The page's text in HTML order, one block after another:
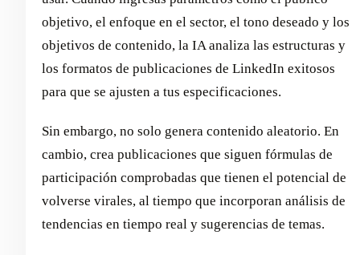
objetivo, el enfoque en el sector, el tono deseado y los
objetivos de contenido, la IA analiza las estructuras y
los formatos de publicaciones de LinkedIn exitosos
para que se ajusten a tus especificaciones.
Sin embargo, no solo genera contenido aleatorio. En
cambio, crea publicaciones que siguen fórmulas de
participación comprobadas que tienen el potencial de
volverse virales, al tiempo que incorporan análisis de
tendencias en tiempo real y sugerencias de temas.